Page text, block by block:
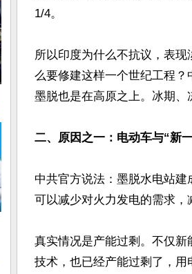
1/4。
所以印度为什么不抗议，表
么要修建这样一个世纪工程？
墨脱也是在高原之上。冰期、
二、原因之一：电动车与“新
中共官方说法：墨脱水电站建
可以减少对火力发电的需求，
真实情况是产能过剩。不仅
技术，也已经产能过剩了，用